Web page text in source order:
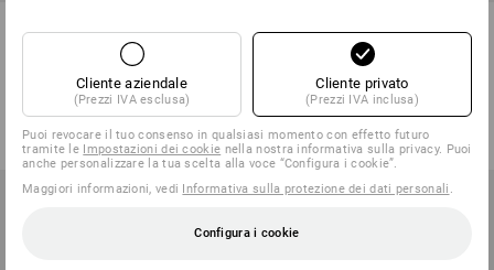
lunga e.s.fusion, donna
colori
a partire da
91,38 €
a partire da
47,57 €
(IVA incl.)
colori
a partire da 60,88 €
(IVA incl.) a partire da 10 pezzi
Cliente aziendale
(Prezzi IVA esclusa)
Cliente privato
(Prezzi IVA inclusa)
Puoi revocare il tuo consenso in qualsiasi momento con effetto futuro
tramite le Impostazioni dei cookie nella nostra informativa sulla privacy. Puoi
anche personalizzare la tua scelta alla voce “Configura i cookie”.
Maggiori informazioni, vedi Informativa sulla protezione dei dati personali .
Configura i cookie